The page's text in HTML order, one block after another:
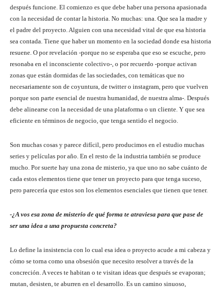
después funcione. El comienzo es que debe haber una persona apasionada
con la necesidad de contar la historia. No muchas: una. Que sea la madre y
el padre del proyecto. Alguien con una necesidad vital de que esa historia
sea contada. Tiene que haber un momento en la sociedad donde esa historia
resuene. O por revelación -porque no se esperaba que eso se escuche, pero
resonaba en el inconsciente colectivo-, o por recuerdo -porque activan
zonas que están dormidas de las sociedades, con temáticas que no
necesariamente son de coyuntura, de twitter o instagram, pero que vuelven
porque son parte esencial de nuestra humanidad, de nuestra alma-. Después
debe alinearse con la necesidad de una plataforma o un cliente. Y que sea
eficiente en términos de negocio, que tenga sentido el negocio.
Son muchas cosas y parece difícil, pero producimos en el estudio muchas
series y películas por año. En el resto de la industria también se produce
mucho. Por suerte hay una zona de misterio, ya que uno no sabe cuánto de
cada estos elementos tiene que tener un proyecto para que tenga suceso,
pero parecería que estos son los elementos esenciales que tienen que tener.
-¿A vos esa zona de misterio de qué forma te atraviesa para que pase de
ser una idea a una propuesta concreta?
Lo define la insistencia con lo cual esa idea o proyecto acude a mi cabeza y
cómo se torna como una obsesión que necesito resolver a través de la
concreción. A veces te habitan o te visitan ideas que después se evaporan;
mutan, desisten, te aburren en el desarrollo. Es un camino sinuoso,